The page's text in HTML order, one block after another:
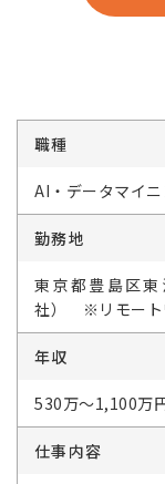
職種
AI・データマイ
勤務地
東京都豊島区
社） ※リモート
年収
530万～1,100万
仕事内容